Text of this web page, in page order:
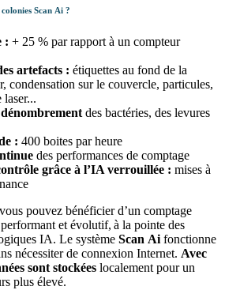
Scan Ai ?
: + 25 % par rapport à un compteur
artefacts : étiquettes au fond de la
condensation sur le couvercle, particules,
laser...
des bactéries, des levures
: 400 boites par heure
des performances de comptage
grâce à l’IA verrouillée : mises à
pouvez bénéficier d’un comptage
et évolutif, à la pointe des
IA. Le système Scan Ai fonctionne
nécessiter de connexion Internet. Avec
sont stockées localement pour un
plus élevé.